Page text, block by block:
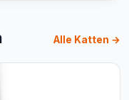
Alle Katten →